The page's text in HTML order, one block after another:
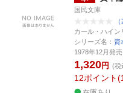
国民文庫
カール・ハイン
シリーズ名： 資
1978年12月発売
1,320円 (税
12ポイント